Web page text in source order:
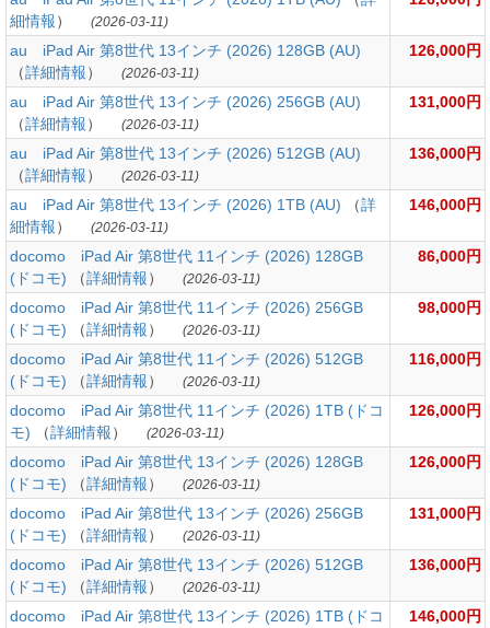
細情報） (2026-03-11)
au iPad Air 第8世代 13インチ (2026) 128GB (AU)
（詳細情報） (2026-03-11)
126,000円
au iPad Air 第8世代 13インチ (2026) 256GB (AU)
（詳細情報） (2026-03-11)
131,000円
au iPad Air 第8世代 13インチ (2026) 512GB (AU)
（詳細情報） (2026-03-11)
136,000円
au iPad Air 第8世代 13インチ (2026) 1TB (AU) （詳
細情報） (2026-03-11)
146,000円
docomo iPad Air 第8世代 11インチ (2026) 128GB
(ドコモ)
（詳細情報） (2026-03-11)
86,000円
docomo iPad Air 第8世代 11インチ (2026) 256GB
(ドコモ)
（詳細情報） (2026-03-11)
98,000円
docomo iPad Air 第8世代 11インチ (2026) 512GB
(ドコモ)
（詳細情報） (2026-03-11)
116,000円
docomo iPad Air 第8世代 11インチ (2026) 1TB (ドコ
モ)
（詳細情報） (2026-03-11)
126,000円
docomo iPad Air 第8世代 13インチ (2026) 128GB
(ドコモ)
（詳細情報） (2026-03-11)
126,000円
docomo iPad Air 第8世代 13インチ (2026) 256GB
(ドコモ)
（詳細情報） (2026-03-11)
131,000円
docomo iPad Air 第8世代 13インチ (2026) 512GB
(ドコモ)
（詳細情報） (2026-03-11)
136,000円
docomo iPad Air 第8世代 13インチ (2026) 1TB (ドコ
146,000円